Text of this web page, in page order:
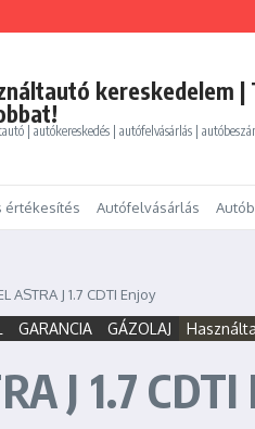
Tepee 1.6 HDi Activekereskedelem |
| autókereskedés | autófelvásárlás |
értékesítés Autófelvásárlás
ASTRA J 1.7 CDTI Enjoy
GARANCIA GÁZOLAJ
J 1.7